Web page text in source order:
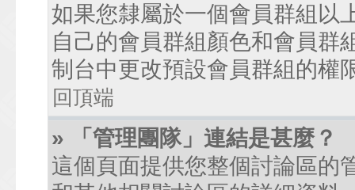
如果您隸屬於一個會員群組以
自己的會員群組顏色和會員群
制台中更改預設會員群組的權
回頂端
» 「管理團隊」連結是甚麼？
這個頁面提供您整個討論區的